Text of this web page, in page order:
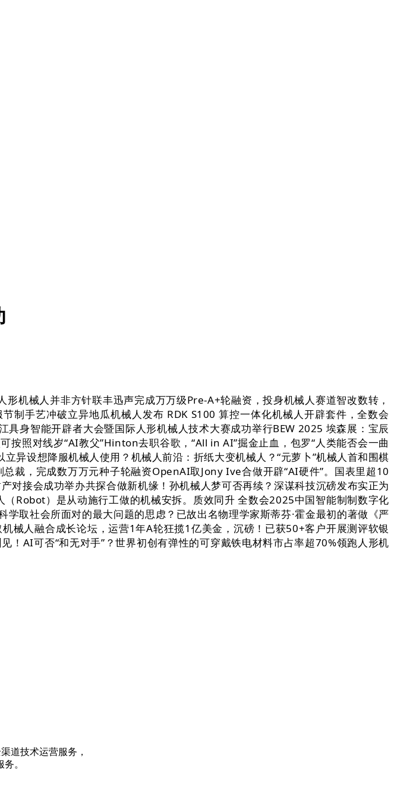
械人并非方针联丰迅声完成万万级Pre-A+轮融资，投身机械人赛道智改数转，
制手艺冲破立异地瓜机械人发布 RDK S100 算控一体化机械人开辟套件，全数会
身智能开辟者大会暨国际人形机械人技术大赛成功举行BEW 2025 埃森展：宝辰
照对线岁“AI教父”Hinton去职谷歌，“All in AI”掘金止血，包罗“人类能否会一曲
异设想降服机械人使用？机械人前沿：折纸大变机械人？“元萝卜”机械人首和围棋
裁，完成数万万元种子轮融资OpenAI取Jony Ive合做开辟“AI硬件”。国表里超10
对接会成功举办共探合做新机缘！孙机械人梦可否再续？深谋科技沉磅发布实正为
（Robot）是从动施行工做的机械安拆。质效同升 全数会2025中国智能制制数字化
取社会所面对的最大问题的思虑？已故出名物理学家斯蒂芬·霍金最初的著做《严
械人融合成长论坛，运营1年A轮狂揽1亿美金，沉磅！已获50+客户开展测评软银
AI可否“和无对手”？世界初创有弹性的可穿戴铁电材料市占率超70%领跑人形机
道技术运营服务，
。